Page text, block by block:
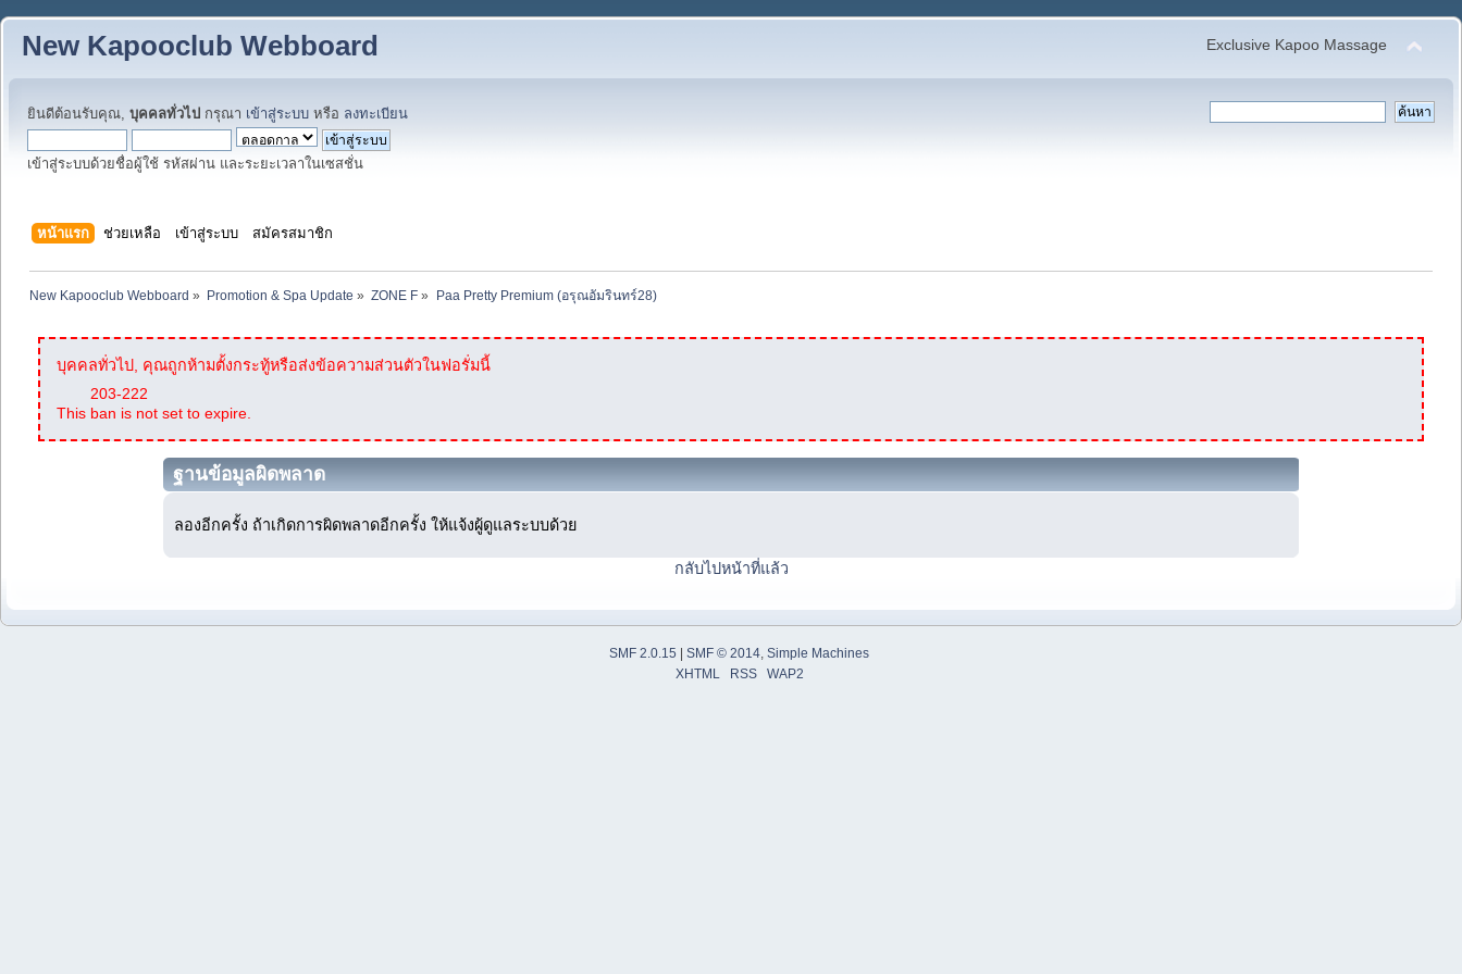
New Kapooclub Webboard Exclusive Kapoo Massage
ยินดีต้อนรับคุณ, บุคคลทั่วไป กรุณา เข้าสู่ระบบ หรือ ลงทะเบียน
เข้าสู่ระบบด้วยชื่อผู้ใช้ รหัสผ่าน และระยะเวลาในเซสชั่น
หน้าแรก ช่วยเหลือ เข้าสู่ระบบ สมัครสมาชิก
New Kapooclub Webboard » Promotion & Spa Update » ZONE F » Paa Pretty Premium (อรุณอัมรินทร์28)
บุคคลทั่วไป, คุณถูกห้ามตั้งกระทู้หรือส่งข้อความส่วนตัวในฟอรั่มนี้
203-222
This ban is not set to expire.
ฐานข้อมูลผิดพลาด
ลองอีกครั้ง ถ้าเกิดการผิดพลาดอีกครั้ง ให้แจ้งผู้ดูแลระบบด้วย
กลับไปหน้าที่แล้ว
SMF 2.0.15 SMF © 2014 Simple Machines
XHTML
RSS WAP2